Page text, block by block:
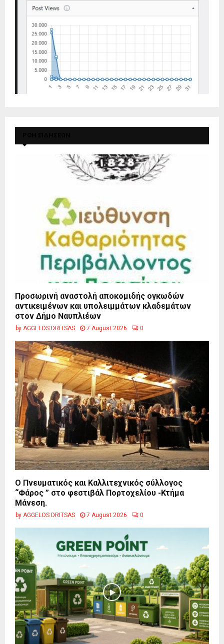
Προσωρινή αναστολή αποκομιδής ογκωδών
αντικειμένων και υπολειμμάτων κλαδεμάτων
στον Δήμο Ναυπλιέων
by AGGELOS DRITSAS 7 August 2026 0
Ο Πνευματικός και Καλλιτεχνικός σύλλογος
“Φάρος ” στο φεστιβάλ Πορτοχελίου -Κτήμα
Μάνεση.
by AGGELOS DRITSAS 7 August 2026 0